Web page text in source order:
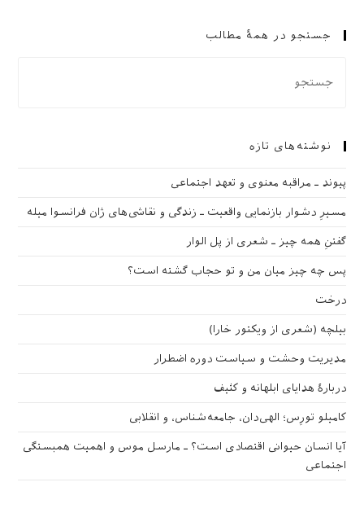
جستجو در همهٔ مطالب
نوشته‌های تازه
پیوند ـ مراقبه‌ معنوی و تعهد اجتماعی
مسیرِ دشوار بازنمایی واقعیت ـ زندگی و نقاشی‌های ژان فرانسوا میله
گفتنِ همه چیز ـ شعری از پل الوار
پس چه چیز میان من و تو حجاب گشته است؟
درخت
بیلچه (شعری از ویکتور خارا)
مدیریت وحشت و سیاست دوره اضطرار
دربارهٔ هدایای ابلهانه و کثیف
کامیلو تورِس؛ الهی‌دان، جامعه‌شناس، و انقلابی
آیا انسان حیوانی اقتصادی است؟ ـ مارسل موس و اهمیت همبستگی
اجتماعی